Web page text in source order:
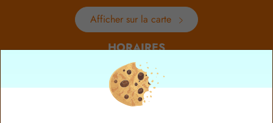
Afficher sur la carte
HORAIRES
Du lundi au dimanche
de 8h à 19hrs